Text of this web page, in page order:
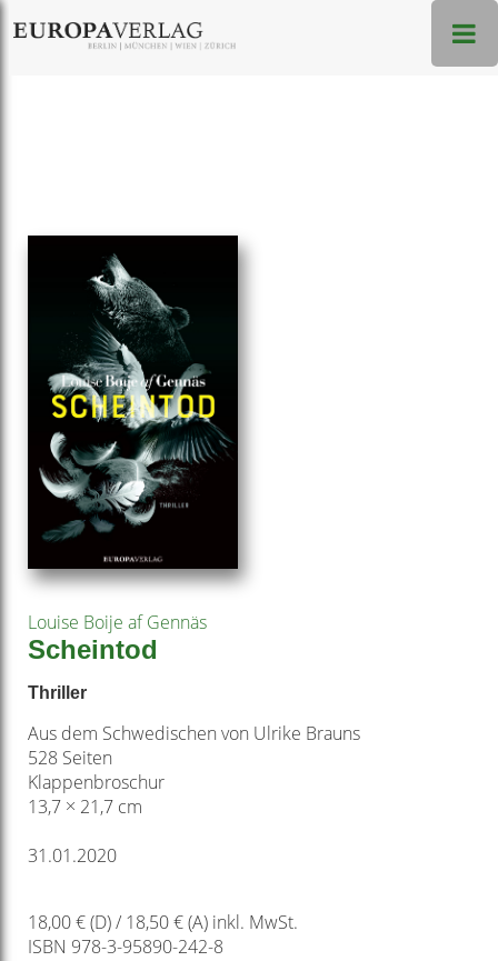
Louise Boije af Gennäs
Scheintod
Thriller
Aus dem Schwedischen von Ulrike Brauns
528 Seiten
Klappenbroschur
13,7 × 21,7 cm
31.01.2020
18,00 € (D) / 18,50 € (A) inkl. MwSt.
ISBN 978-3-95890-242-8